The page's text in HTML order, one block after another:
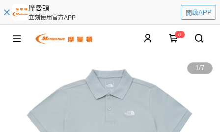
摩曼頓
立刻使用官方APP
開啟APP
0
1/7